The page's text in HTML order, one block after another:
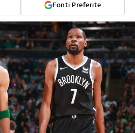
Fonti Preferite